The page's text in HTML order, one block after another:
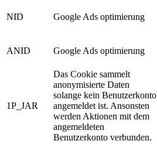
NID Google Ads optimierung
ANID Google Ads optimierung
1P_JAR
Das Cookie sammelt
anonymisierte Daten
solange kein Benutzerkonto
angemeldet ist. Ansonsten
werden Aktionen mit dem
angemeldeten
Benutzerkonto verbunden.